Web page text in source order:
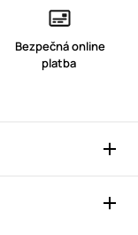
Bezpečná online
platba